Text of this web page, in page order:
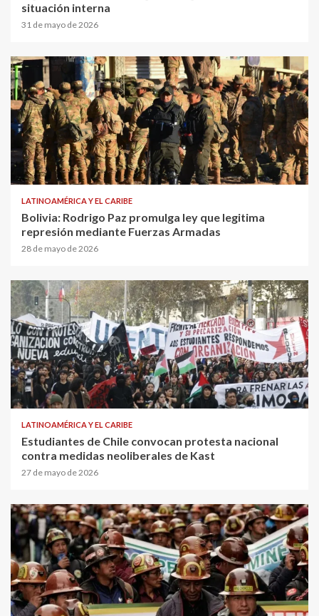
situación interna
31 de mayo de 2026
LATINOAMÉRICA Y EL CARIBE
Bolivia: Rodrigo Paz promulga ley que legitima
represión mediante Fuerzas Armadas
28 de mayo de 2026
LATINOAMÉRICA Y EL CARIBE
Estudiantes de Chile convocan protesta nacional
contra medidas neoliberales de Kast
27 de mayo de 2026